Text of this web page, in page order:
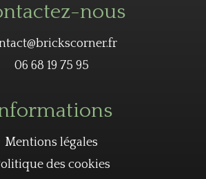
nous
06 68 19 75 95
Mentions légales
des cookies